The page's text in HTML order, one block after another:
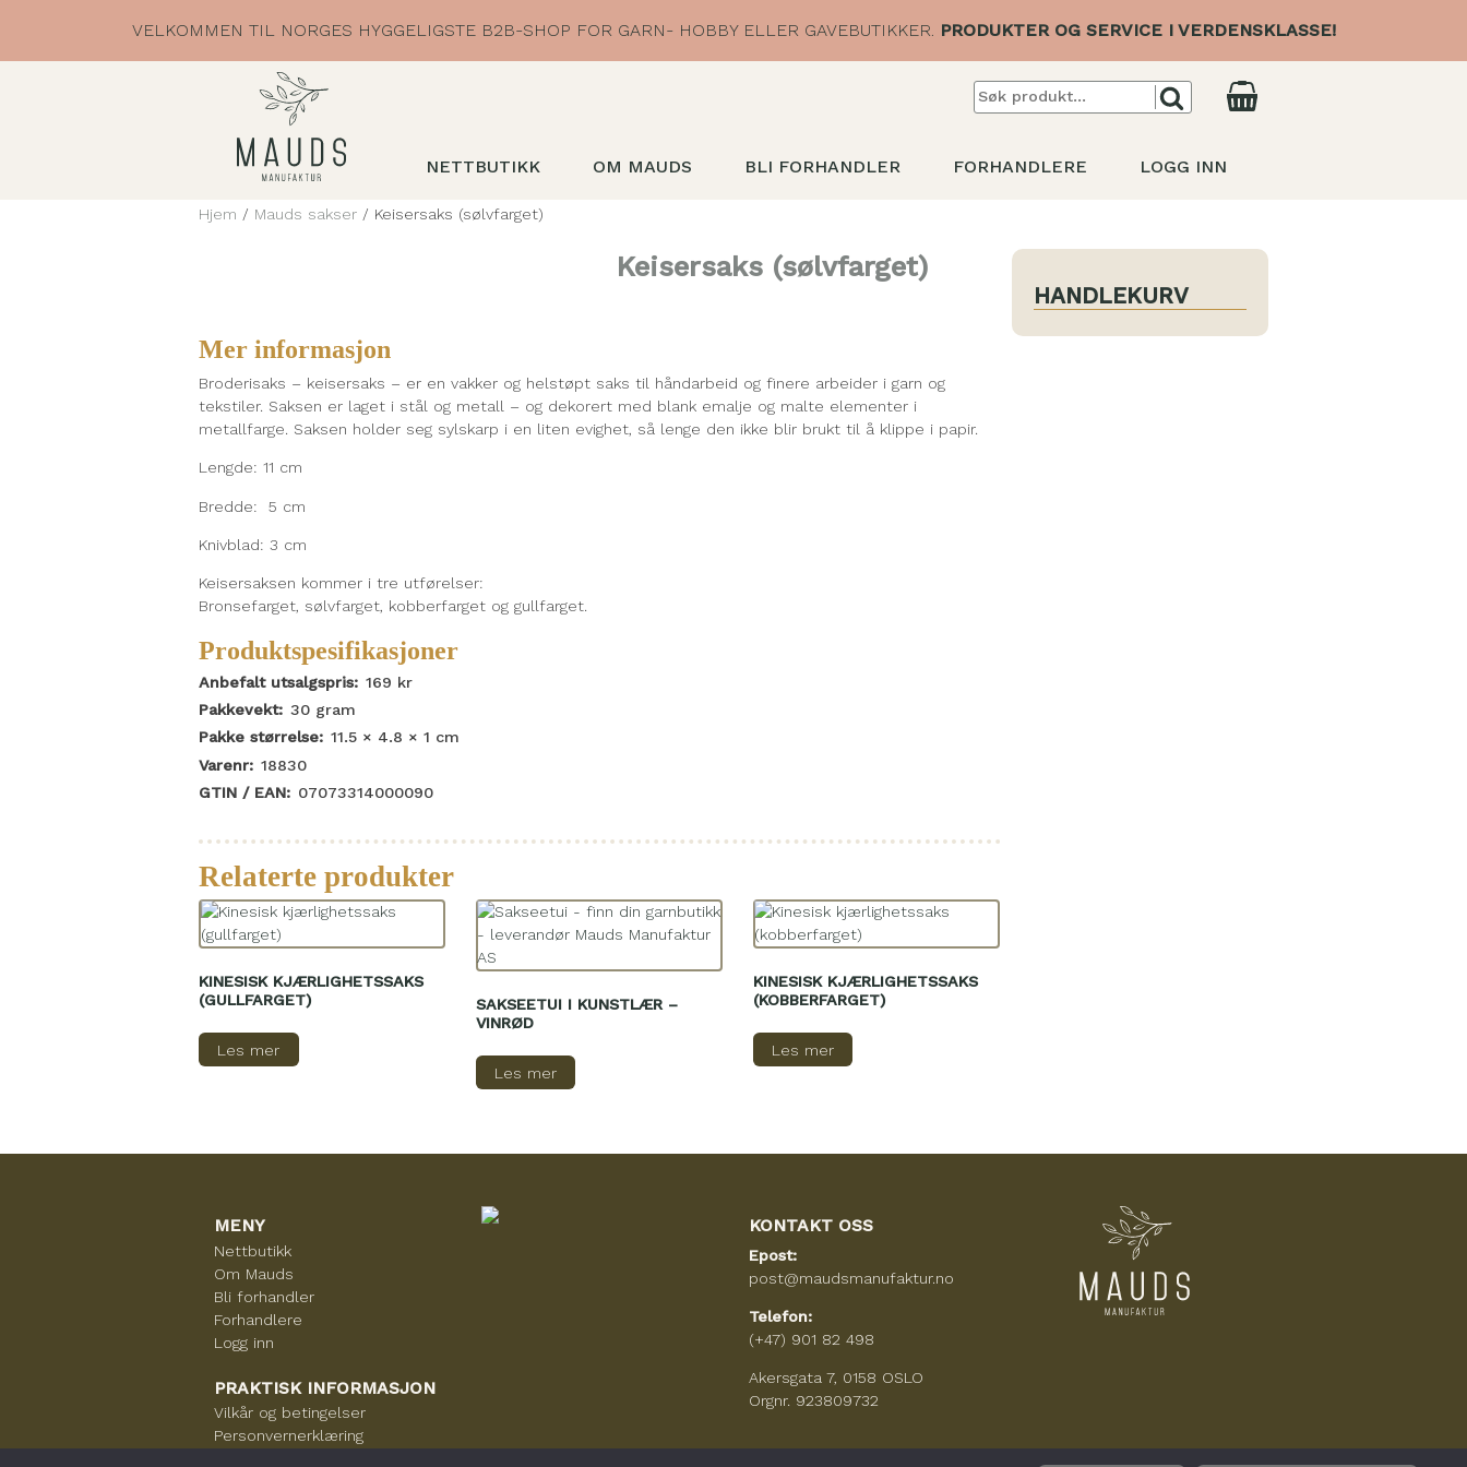
content
VELKOMMEN TIL NORGES HYGGELIGSTE B2B-SHOP FOR GARN- HOBBY ELLER GAVEBUTIKKER. PRODUKTER OG SERVICE I VERDENSKLASSE!
NETTBUTIKK OM MAUDS BLI FORHANDLER FORHANDLERE LOGG INN
Hjem / Mauds sakser / Keisersaks (sølvfarget)
Keisersaks (sølvfarget)
Mer informasjon
Broderisaks – keisersaks – er en vakker og helstøpt saks til håndarbeid og finere arbeider i garn og
tekstiler. Saksen er laget i stål og metall – og dekorert med blank emalje og malte elementer i
metallfarge. Saksen holder seg sylskarp i en liten evighet, så lenge den ikke blir brukt til å klippe i papir.
Lengde: 11 cm
Bredde: 5 cm
Knivblad: 3 cm
Keisersaksen kommer i tre utførelser:
Bronsefarget, sølvfarget, kobberfarget og gullfarget.
Produktspesifikasjoner
Anbefalt utsalgspris: 169 kr
Pakkevekt: 30 gram
Pakke størrelse: 11.5 × 4.8 × 1 cm
Varenr: 18830
GTIN / EAN: 07073314000090
Relaterte produkter
KINESISK KJÆRLIGHETSSAKS
(GULLFARGET)
Les mer
SAKSEETUI I KUNSTLÆR –
VINRØD
Les mer
KINESISK KJÆRLIGHETSSAKS
(KOBBERFARGET)
Les mer
HANDLEKURV
MENY
Nettbutikk
Om Mauds
Bli forhandler
Forhandlere
Logg inn
PRAKTISK INFORMASJON
Vilkår og betingelser
Personvernerklæring
KONTAKT OSS
Epost:
post@maudsmanufaktur.no
Telefon:
(+47) 901 82 498
Akersgata 7, 0158 OSLO
Orgnr. 923809732